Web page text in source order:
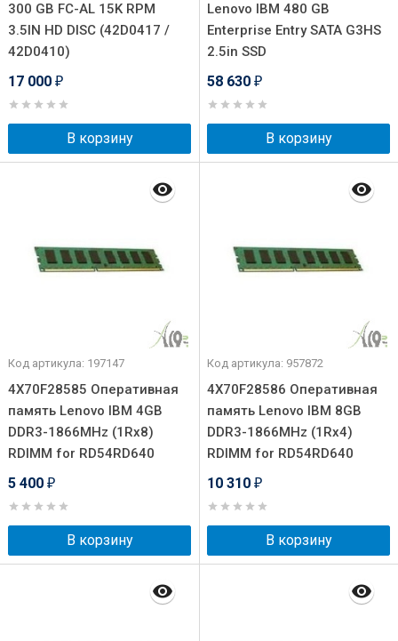
300 GB FC-AL 15K RPM
3.5IN HD DISC (42D0417 /
42D0410)
17 000 ₽
В корзину
Lenovo IBM 480 GB
Enterprise Entry SATA G3HS
2.5in SSD
58 630 ₽
В корзину
Код артикула: 197147
4X70F28585 Оперативная
память Lenovo IBM 4GB
DDR3-1866MHz (1Rx8)
RDIMM for RD54RD640
5 400 ₽
В корзину
Код артикула: 957872
4X70F28586 Оперативная
память Lenovo IBM 8GB
DDR3-1866MHz (1Rx4)
RDIMM for RD54RD640
10 310 ₽
В корзину